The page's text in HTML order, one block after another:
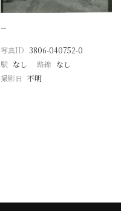
−
写真ID 3806-040752-0
駅 なし 路線 なし
撮影日 不明